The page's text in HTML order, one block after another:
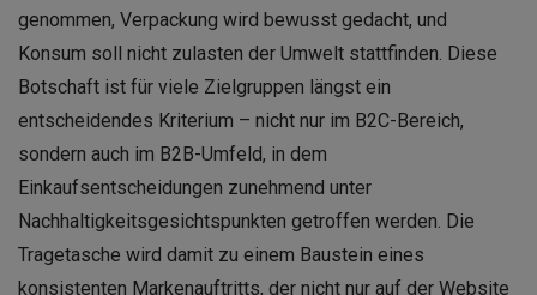
genommen, Verpackung wird bewusst gedacht, und
Konsum soll nicht zulasten der Umwelt stattfinden. Diese
Botschaft ist für viele Zielgruppen längst ein
entscheidendes Kriterium – nicht nur im B2C-Bereich,
sondern auch im B2B-Umfeld, in dem
Einkaufsentscheidungen zunehmend unter
Nachhaltigkeitsgesichtspunkten getroffen werden. Die
Tragetasche wird damit zu einem Baustein eines
konsistenten Markenauftritts, der nicht nur auf der Website